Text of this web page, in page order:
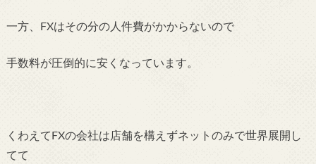
一方、FXはその分の人件費がかからないので
手数料が圧倒的に安くなっています。
くわえてFXの会社は店舗を構えずネットのみで世界展開し
てて